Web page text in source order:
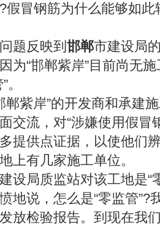
假冒钢筋为什么能够如此
反映到 邯郸市建设局
为“邯郸紫岸”目前尚无
紫岸”的开发商和承建
交流，对“涉嫌使用假冒
提供点证据，以使他们
上有几家施工单位。
局质监站对该工地是“
地说，怎么是“零监管”?
放检验报告。到现在我